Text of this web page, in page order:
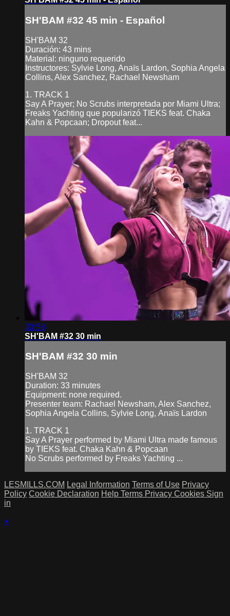
SH'BAM #32 45 min - Español
SH'BAM 32
Duración: 43 mins
Material: ninguno requerido
Instructores: Sylvie Long, Anaïs Lardon, Sophia Angela
Collins, Alex Sanchez, Rachael Newsham
1. TRACK 1
Say A Prayer; No Scrubs interpretada por Miami Ultra;
Freaks Yachting que popularizó TIEKS feat. Chaka
Kahn & Popcaan; Dropout feat...
33:58
SH'BAM #32 30 min
SH'BAM #32 30 min
SH'BAM 32
Duration: 33 minutes
Equipment: none required.
Presenter team: Rachael Newsham, Alex Sanchez,
Sophia Angela Collins, Sylvie Long, Anaïs Lardon
1. TRACK 1
Say A Prayer performed by Miami Ultra made famous
by TIEKS feat. Chaka Kahn & Popcaan
No Scrubs performed by Freaks Yachting ...
LESMILLS.COM Legal Information Terms of Use Privacy
Policy Cookie Declaration Help Terms Privacy Cookies Sign
in
×